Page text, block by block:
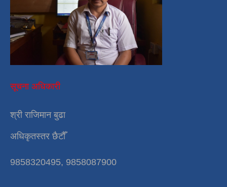
सूचना अधिकारी
श्री राजिमान बुढा
अधिकृतस्तर छैटौँ
9858320495, 9858087900